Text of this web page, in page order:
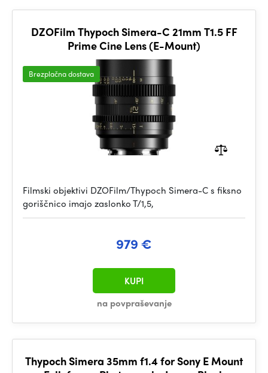
DZOFilm Thypoch Simera-C 21mm T1.5 FF
Prime Cine Lens (E-Mount)
Brezplačna dostava
Filmski objektivi DZOFilm/Thypoch Simera-C s fiksno
goriščnico imajo zaslonko T/1,5,
979 €
na povpraševanje
KUPI
Thypoch Simera 35mm f1.4 for Sony E Mount